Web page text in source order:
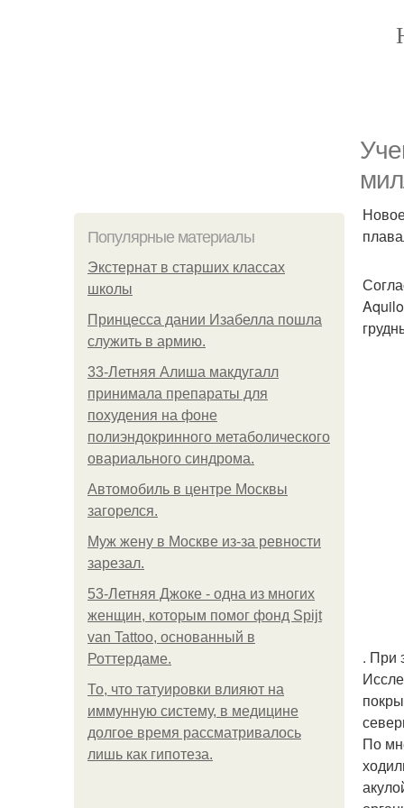
Популярные материалы
Экстернат в старших классах
школы
Принцесса дании Изабелла пошла
служить в армию.
33-Летняя Алиша макдугалл
принимала препараты для
похудения на фоне
полиэндокринного метаболического
овариального синдрома.
Автомобиль в центре Москвы
загорелся.
Mуж жену в Москве из-за ревности
зарезал.
53-Летняя Джоке - одна из многих
женщин, которым помог фонд Spijt
van Tattoo, основанный в
Роттердаме.
То, что татуировки влияют на
иммунную систему, в медицине
долгое время рассматривалось
лишь как гипотеза.
. При
По